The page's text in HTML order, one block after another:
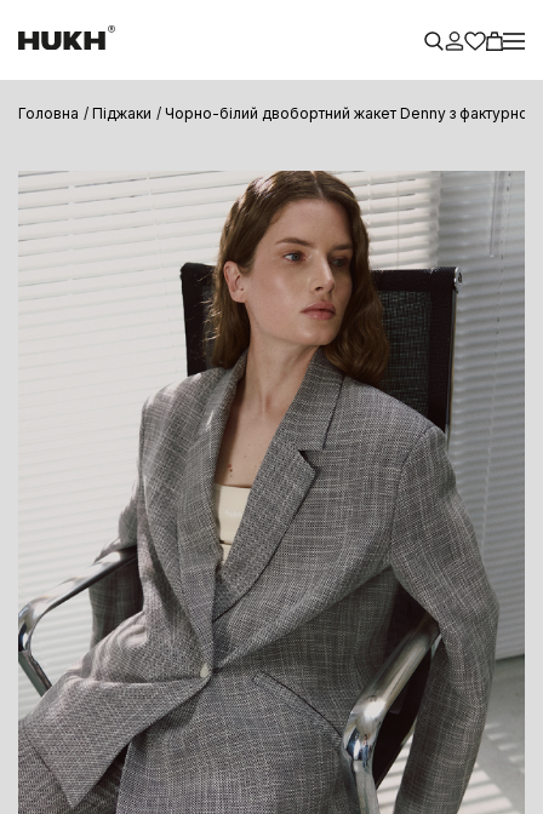
Головна Піджаки Чорно-білий двобортний жакет Denny з фактурної